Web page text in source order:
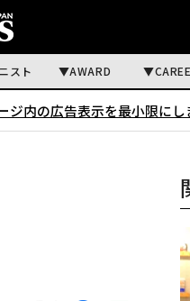
スト AWARD
ジ内の広告表示を最小限にし